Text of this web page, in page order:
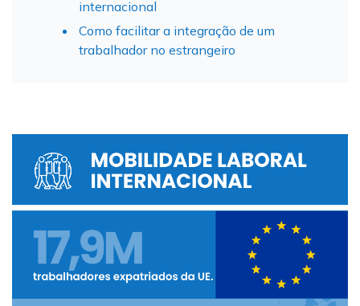
internacional
Como facilitar a integração de um
trabalhador no estrangeiro